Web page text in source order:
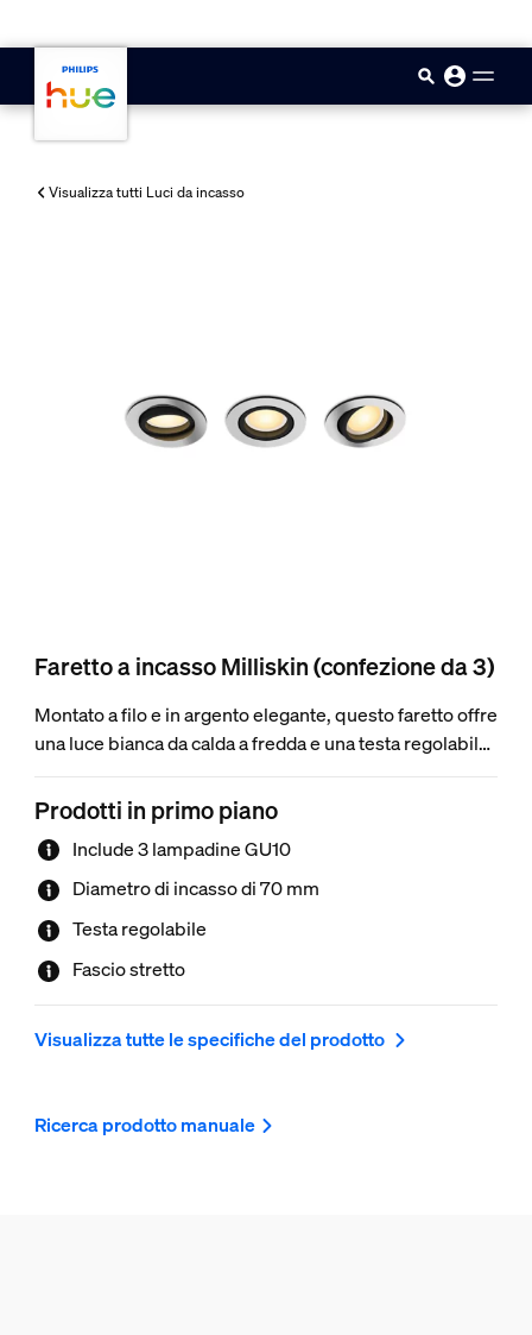
Visualizza tutti Luci da incasso
Faretto a incasso Milliskin (confezione da 3)
Montato a filo e in argento elegante, questo faretto offre
una luce bianca da calda a fredda e una testa regolabile
per illuminare esattamente dove vuoi.
Prodotti in primo piano
Include 3 lampadine GU10
Diametro di incasso​ di 70 mm
Testa regolabile
Fascio stretto​
Visualizza tutte le specifiche del prodotto
Ricerca prodotto manuale